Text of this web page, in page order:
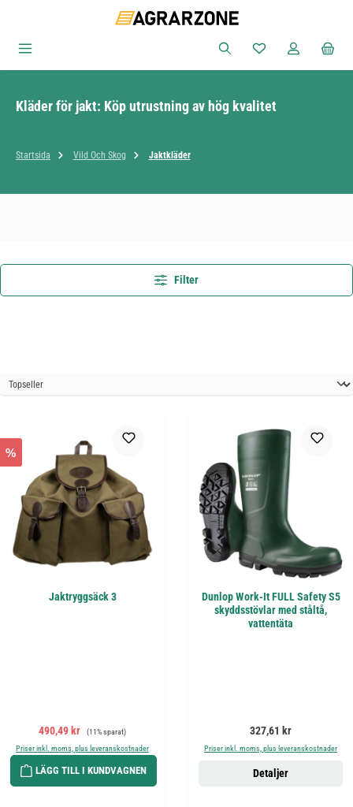
Du har 0 objekt i
Kläder för jakt: Köp utrustning av hög kvalitet
Startsida Vild Och Skog Jaktkläder
Filter
%
Jaktryggsäck 3
Försäljningspris:
490,49 kr Ordinarie pris:
(11% sparat)
Priser inkl. moms, plus leveranskostnader
LÄGG TILL I KUNDVAGNEN
Dunlop Work-It FULL Safety S5
skyddsstövlar med ståltå,
vattentäta
Ordinarie pris:
327,61 kr
Priser inkl. moms, plus leveranskostnader
Detaljer